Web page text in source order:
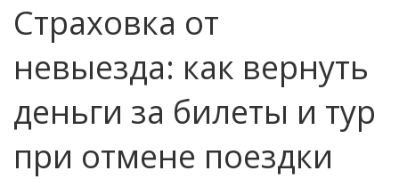
Страховка от
невыезда: как вернуть
деньги за билеты и тур
при отмене поездки